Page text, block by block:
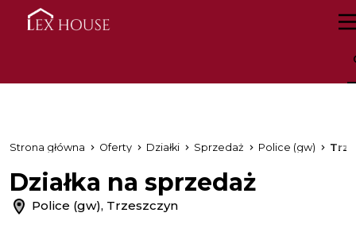
Strona główna Oferty Działki Sprzedaż Police (gw)
Działka na sprzedaż
Police (gw), Trzeszczyn